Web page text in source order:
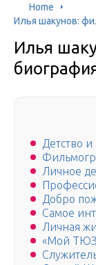
Home
Илья шакунов:
Илья
Детство
Личное
Добро
Самое
Личная
«Мой